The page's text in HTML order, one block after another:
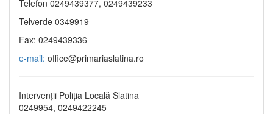
Telefon 0249439377, 0249439233
Telverde 0349919
Fax: 0249439336
e-mail: office@primariaslatina.ro
Intervenții Poliția Locală Slatina
0249954, 0249422245